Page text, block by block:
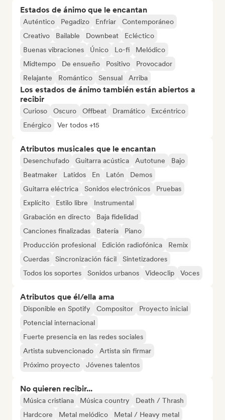
Estados de ánimo que le encantan
Auténtico Pegadizo Enfriar
Contemporáneo
Creativo
Bailable Downbeat
Ecléctico
Buenas vibraciones
Único Lo-fi
Melódico
Midtempo
De ensueño Positivo
Provocador
Relajante
Romántico Sensual Arriba
Los estados de ánimo también están abiertos a
recibir
Curioso Oscuro Offbeat Dramático
Excéntrico
Enérgico
Ver todos +15
Atributos musicales que le encantan
Desenchufado Guitarra acústica Autotune
Bajo
Beatmaker
Latidos En Latón
Demos
Guitarra eléctrica
Sonidos electrónicos
Pruebas
Explícito
Estilo libre
Instrumental
Grabación en directo
Baja fidelidad
Canciones finalizadas
Batería
Piano
Producción profesional
Edición radiofónica
Remix
Cuerdas
Sincronización fácil
Sintetizadores
Todos los soportes
Sonidos urbanos Videoclip Voces
Atributos que él/ella ama
Disponible en Spotify Compositor
Proyecto inicial
Potencial internacional
Fuerte presencia en las redes sociales
Artista subvencionado
Artista sin firmar
Próximo proyecto
Jóvenes talentos
No quieren recibir...
Música cristiana Música country
Death / Thrash
Hardcore
Metal melódico Metal / Heavy metal